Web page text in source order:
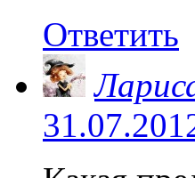
Ответить